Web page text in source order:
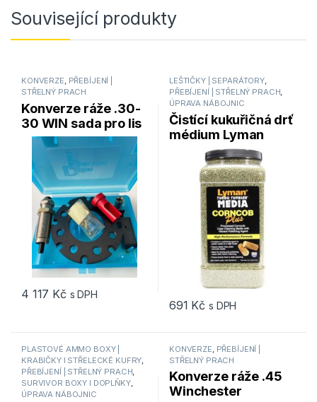
Související produkty
KONVERZE, PŘEBÍJENÍ |
STŘELNÝ PRACH
Konverze ráže .30-
30 WIN sada pro lis
DILLON 1050
4 117 Kč s DPH
LEŠTIČKY | SEPARÁTORY,
PŘEBÍJENÍ | STŘELNÝ PRACH,
ÚPRAVA NÁBOJNIC
Čistící kukuřičná drť
médium Lyman
CORNCOB PLUS
2,04kg
691 Kč s DPH
PLASTOVÉ AMMO BOXY |
KRABIČKY I STŘELECKÉ KUFRY,
PŘEBÍJENÍ | STŘELNÝ PRACH,
SURVIVOR BOXY I DOPLŇKY,
ÚPRAVA NÁBOJNIC
KONVERZE, PŘEBÍJENÍ |
STŘELNÝ PRACH
Konverze ráže .45
Winchester